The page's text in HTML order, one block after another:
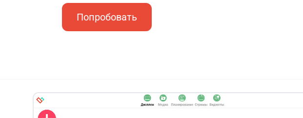
Попробовать